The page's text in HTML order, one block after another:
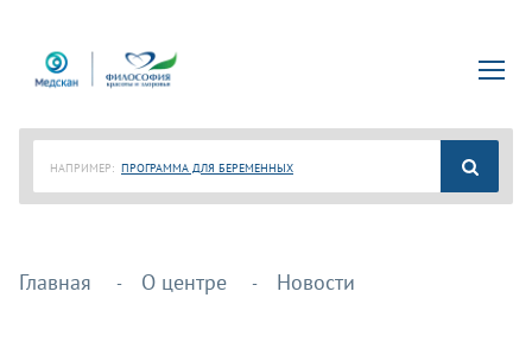
НАПРИМЕР: ПРОГРАММА ДЛЯ БЕРЕМЕННЫХ
Главная О центре Новости